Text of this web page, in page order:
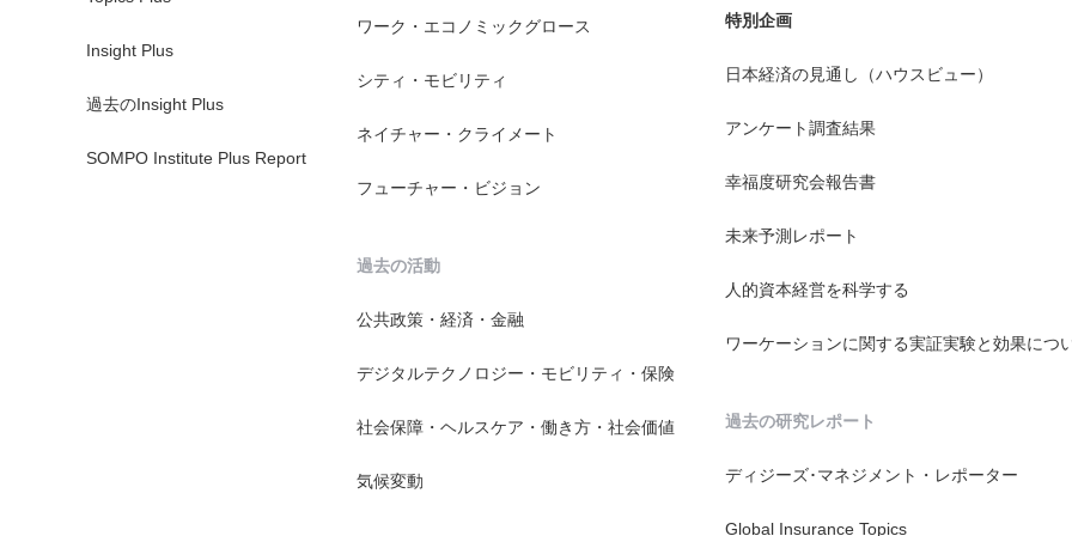
Insight Plus
過去のInsight Plus
SOMPO Institute Plus Report
ワーク・エコノミックグロース
シティ・モビリティ
ネイチャー・クライメート
フューチャー・ビジョン
過去の活動
公共政策・経済・金融
デジタルテクノロジー・モビリティ・保険
社会保障・ヘルスケア・働き方・社会価値
気候変動
特別企画
日本経済の見通し（ハウスビュー）
アンケート調査結果
幸福度研究会報告書
未来予測レポート
人的資本経営を科学する
ワーケーションに関する実証実験と効果につ
過去の研究レポート
ディジーズ･マネジメント・レポーター
Global Insurance Topics